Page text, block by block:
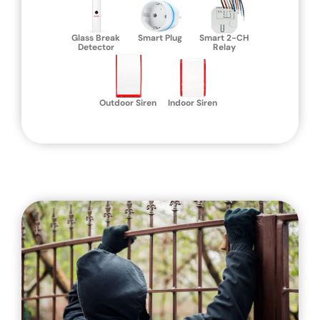
Glass Break
Detector
Smart Plug
Smart 2-CH
Relay
Outdoor Siren Indoor Siren